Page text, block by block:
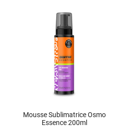
Mousse Sublimatrice Osmo
Essence 200ml